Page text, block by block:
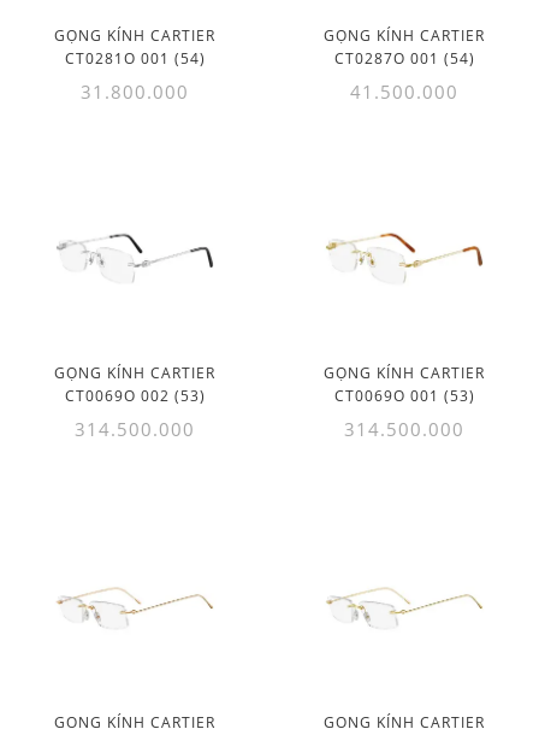
GỌNG KÍNH CARTIER
CT0281O 001 (54)
31.800.000
GỌNG KÍNH CARTIER
CT0287O 001 (54)
41.500.000
GỌNG KÍNH CARTIER
CT0069O 002 (53)
314.500.000
GỌNG KÍNH CARTIER
CT0069O 001 (53)
314.500.000
GỌNG KÍNH CARTIER GỌNG KÍNH CARTIER